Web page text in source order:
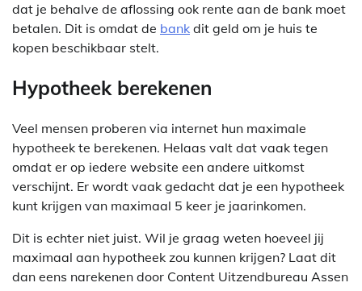
dat je behalve de aflossing ook rente aan de bank moet
betalen. Dit is omdat de bank dit geld om je huis te
kopen beschikbaar stelt.
Hypotheek berekenen
Veel mensen proberen via internet hun maximale
hypotheek te berekenen. Helaas valt dat vaak tegen
omdat er op iedere website een andere uitkomst
verschijnt. Er wordt vaak gedacht dat je een hypotheek
kunt krijgen van maximaal 5 keer je jaarinkomen.
Dit is echter niet juist. Wil je graag weten hoeveel jij
maximaal aan hypotheek zou kunnen krijgen? Laat dit
dan eens narekenen door Content Uitzendbureau Assen